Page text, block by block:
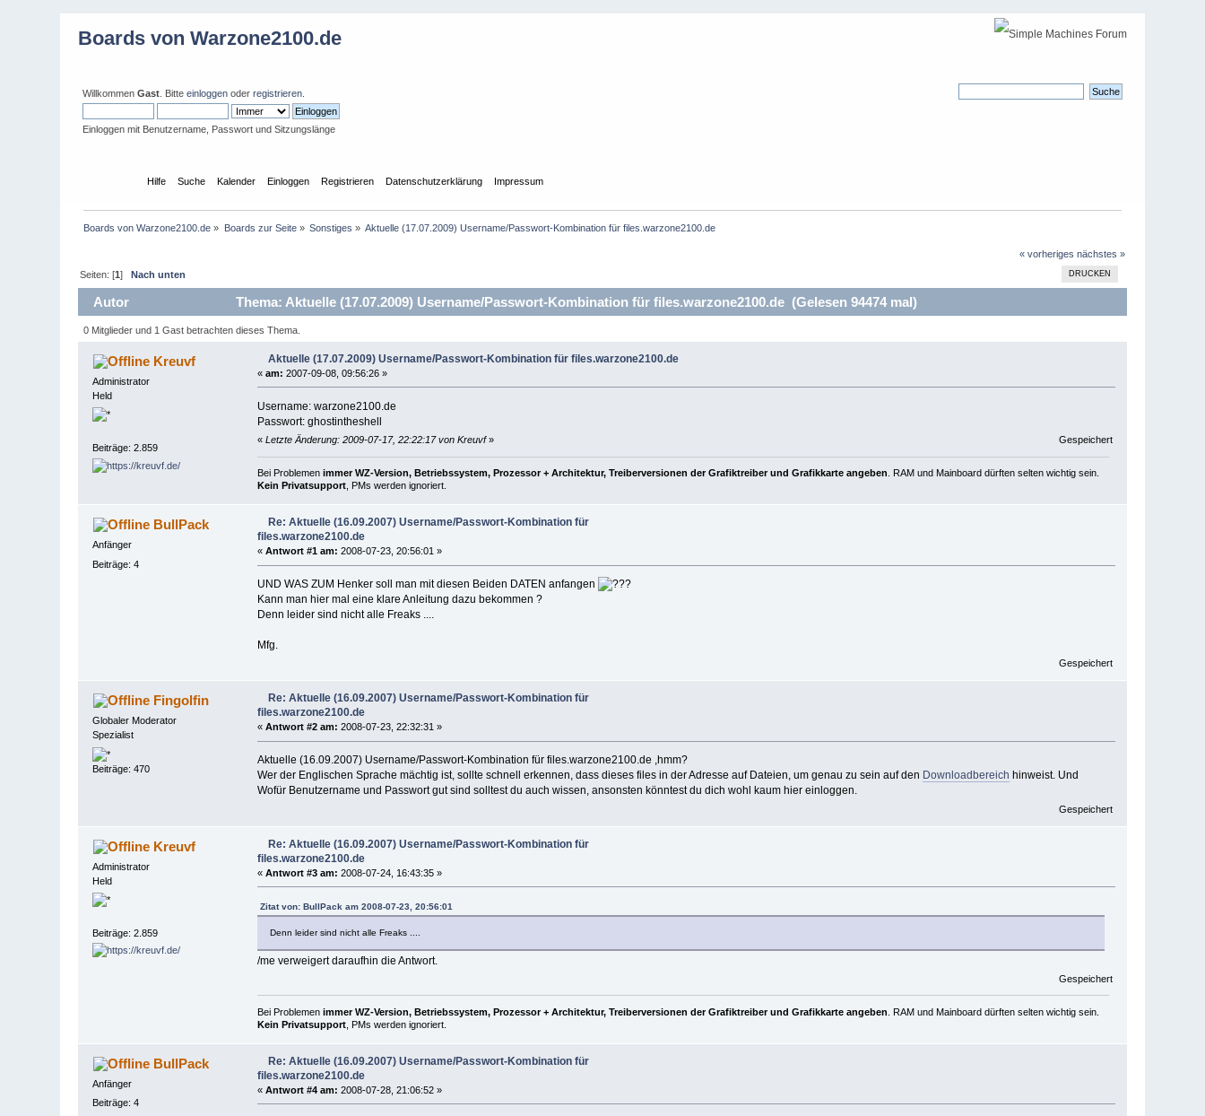
Boards von Warzone2100.de
WillkommenGast . Bitteeinloggen oderregistrieren
Einloggen mit Benutzername, Passwort und Sitzungslänge
Hilfe Suche Kalender Einloggen Registrieren Datenschutzerklärung Impressum
Boards von Warzone2100.de » Boards zur Seite» Sonstiges » Aktuelle (17.07.2009) Username/Passwort-Kombination für files.warzone2100.de
« vorheriges nächstes »
DRUCKEN
Seiten: [1]Nach unten
Autor Thema: Aktuelle (17.07.2009) Username/Passwort-Kombination für files.warzone2100.de (Gelesen 94474 mal)
0 Mitglieder und 1 Gast betrachten dieses Thema.
Kreuvf
Administrator
Held
Beiträge: 2.859
Aktuelle (17.07.2009) Username/Passwort-Kombination für files.warzone2100.de
« am: 2007-09-08, 09:56:26 »
Username: warzone2100.de
Passwort: ghostintheshell
« Letzte Änderung: 2009-07-17, 22:22:17 von Kreuvf» Gespeichert
Bei Problemen immer WZ-Version, Betriebssystem, Prozessor + Architektur, Treiberversionen der Grafiktreiber und Grafikkarte angeben . RAM und Mainboard dürften selten wichtig sein.
Kein Privatsupport, PMs werden ignoriert.
BullPack
Anfänger
Beiträge: 4
Re: Aktuelle (16.09.2007) Username/Passwort-Kombination für
files.warzone2100.de
« Antwort #1 am: 2008-07-23, 20:56:01 »
UND WAS ZUM Henker soll man mit diesen Beiden DATEN anfangen
Kann man hier mal eine klare Anleitung dazu bekommen ?
Denn leider sind nicht alle Freaks ....
Mfg.
Gespeichert
Fingolfin
Globaler Moderator
Spezialist
Beiträge: 470
Re: Aktuelle (16.09.2007) Username/Passwort-Kombination für
files.warzone2100.de
« Antwort #2 am: 2008-07-23, 22:32:31 »
Aktuelle (16.09.2007) Username/Passwort-Kombination für files.warzone2100.de ,hmm?
Wer der Englischen Sprache mächtig ist, sollte schnell erkennen, dass dieses files in der Adresse auf Dateien, um genau zu sein auf den Downloadbereich hinweist. Und
Wofür Benutzername und Passwort gut sind solltest du auch wissen, ansonsten könntest du dich wohl kaum hier einloggen.
Gespeichert
Kreuvf
Administrator
Held
Beiträge: 2.859
Re: Aktuelle (16.09.2007) Username/Passwort-Kombination für
files.warzone2100.de
« Antwort #3 am: 2008-07-24, 16:43:35 »
Zitat von: BullPack am 2008-07-23, 20:56:01
Denn leider sind nicht alle Freaks ....
/me verweigert daraufhin die Antwort.
Gespeichert
Bei Problemen immer WZ-Version, Betriebssystem, Prozessor + Architektur, Treiberversionen der Grafiktreiber und Grafikkarte angeben . RAM und Mainboard dürften selten wichtig sein.
Kein Privatsupport, PMs werden ignoriert.
BullPack
Anfänger
Beiträge: 4
Re: Aktuelle (16.09.2007) Username/Passwort-Kombination für
files.warzone2100.de
« Antwort #4 am: 2008-07-28, 21:06:52 »